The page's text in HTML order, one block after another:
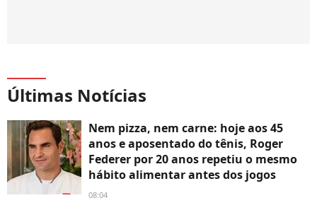
Últimas Notícias
Nem pizza, nem carne: hoje aos 45
anos e aposentado do tênis, Roger
Federer por 20 anos repetiu o mesmo
hábito alimentar antes dos jogos
08:04